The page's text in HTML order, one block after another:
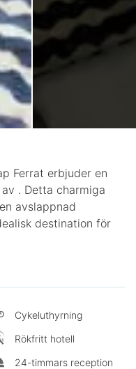
Ferrat erbjuder en
. Detta charmiga
avslappnad
destination för
Cykeluthyrning
Rökfritt hotell
24-timmars reception